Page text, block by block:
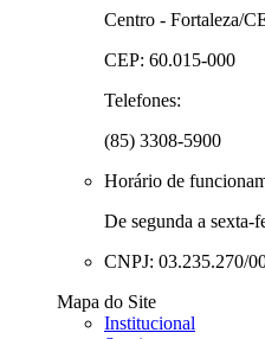
Centro - Fortaleza/
CEP: 60.015-000
Telefones:
(85) 3308-5900
Horário de
De segunda a sexta-
CNPJ: 03.235.270/
Mapa do Site
Institucional